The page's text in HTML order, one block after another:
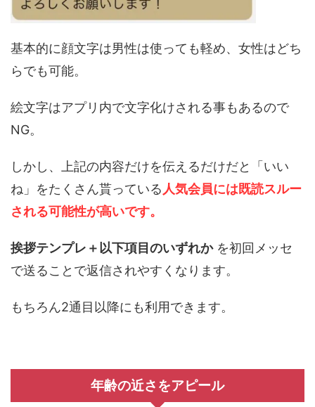
基本的に顔文字は男性は使っても軽め、女性はどち
らでも可能。
絵文字はアプリ内で文字化けされる事もあるので
NG。
しかし、上記の内容だけを伝えるだけだと「いい
ね」をたくさん貰っている 人気会員には既読スルー
される可能性が高いです。
挨拶テンプレ＋以下項目のいずれかを初回メッセ
で送ることで返信されやすくなります。
もちろん2通目以降にも利用できます。
年齢の近さをアピール